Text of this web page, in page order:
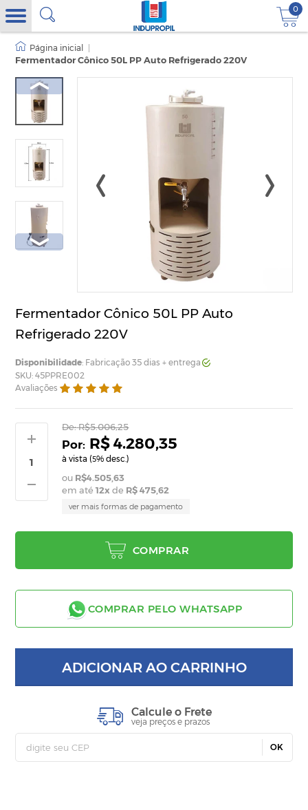
0
Fermentador Cônico 50L PP Auto Refrigerado 220V
Fermentador Cônico 50L PP Auto
Refrigerado 220V
Disponibilidade: Fabricação 35 dias + entrega
SKU: 45PPRE002
Avaliações
R$ 4.280,35
à vista (5% desc.)
De:R$5.006,25
R$4.505,63
em até12x de R$ 475,62
ver mais formas de pagamento
COMPRAR
COMPRAR PELO WHATSAPP
ADICIONAR AO CARRINHO
Calcule o Frete
veja preços e prazos
OK